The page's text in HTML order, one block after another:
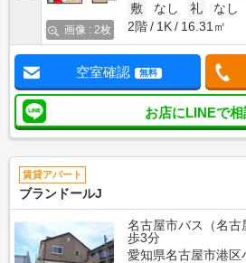
画像 : 2枚
敷
なし 礼
なし
2階
1K 16.31㎡
空室確認 無料
お店にLINEで相
賃貸アパート
ブランドールJ
名古屋市バス（名古
歩3分
愛知県名古屋市港区